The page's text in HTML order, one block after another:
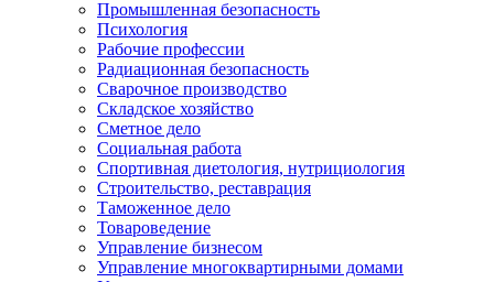
Промышленная безопасность
Психология
Рабочие профессии
Радиационная безопасность
Сварочное производство
Складское хозяйство
Сметное дело
Социальная работа
Спортивная диетология, нутрициология
Строительство, реставрация
Таможенное дело
Товароведение
Управление бизнесом
Управление многоквартирными домами